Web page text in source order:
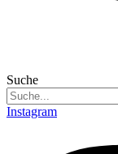
Suche
Instagram